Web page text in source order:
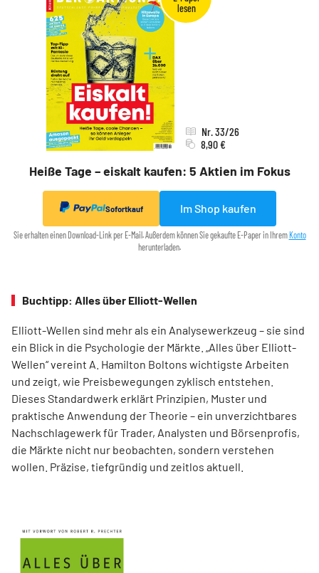
Heiße Tage – eiskalt kaufen: 5 Aktien im Fokus
Nr. 33/26
8,90 €
Sofortkauf Im Shop kaufen
Sie erhalten einen Download-Link per E-Mail. Außerdem können Sie gekaufte E-Paper in Ihrem Konto
herunterladen.
Buchtipp: Alles über Elliott-Wellen
Elliott-Wellen sind mehr als ein Analysewerkzeug – sie sind
ein Blick in die Psychologie der Märkte. „Alles über Elliott-
Wellen“ vereint A. Hamilton Boltons wichtigste Arbeiten
und zeigt, wie Preisbewegungen zyklisch entstehen.
Dieses Standardwerk erklärt Prinzipien, Muster und
praktische Anwendung der Theorie – ein unverzichtbares
Nachschlagewerk für Trader, Analysten und Börsenprofis,
die Märkte nicht nur beobachten, sondern verstehen
wollen. Präzise, tiefgründig und zeitlos aktuell.